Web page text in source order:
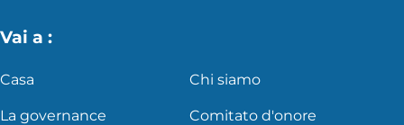
Vai a :
Casa Chi siamo
La governance Comitato d'onore